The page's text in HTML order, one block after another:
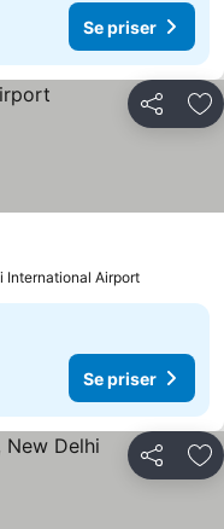
Se priser
Del
International Airport
Se priser
Del